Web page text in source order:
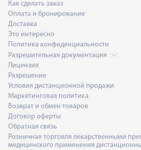
Как сделать заказ
Оплата и бронирование
Доставка
Это интересно
Политика конфиденциальности
Разрешительная документация
Лицензия
Разрешение
Условия дистанционной продажи
Маркетинговая политика
Возврат и обмен товаров
Договор оферты
Обратная связь
Розничная торговля лекарственными
медицинского применения